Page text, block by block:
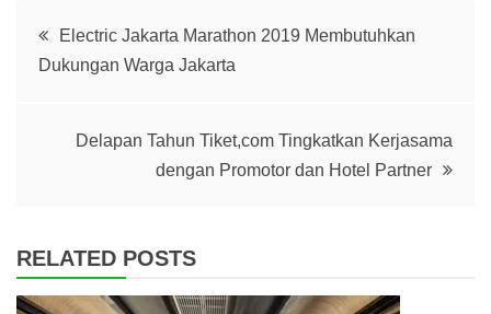
Post
navigation
Electric Jakarta Marathon 2019 Membutuhkan
Dukungan Warga Jakarta
Delapan Tahun Tiket,com Tingkatkan Kerjasama
dengan Promotor dan Hotel Partner
RELATED POSTS